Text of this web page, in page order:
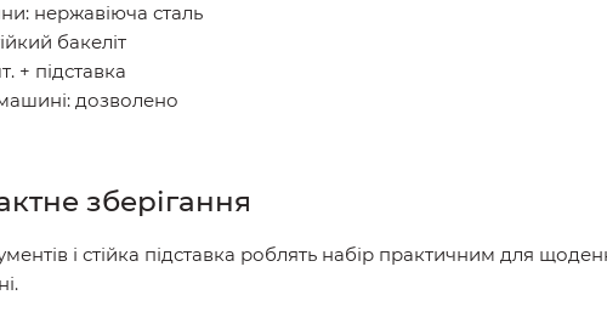
нержавіюча сталь
бакеліт
+ підставка
дозволено
зберігання
і стійка підставка роблять набір практичним для